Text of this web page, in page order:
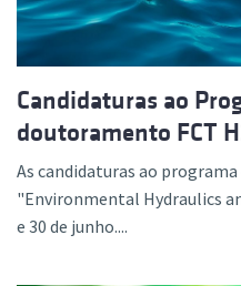
Candidaturas ao
doutoramento FCT
As candidaturas ao
"Environmental Hydraulics
e 30 de junho....